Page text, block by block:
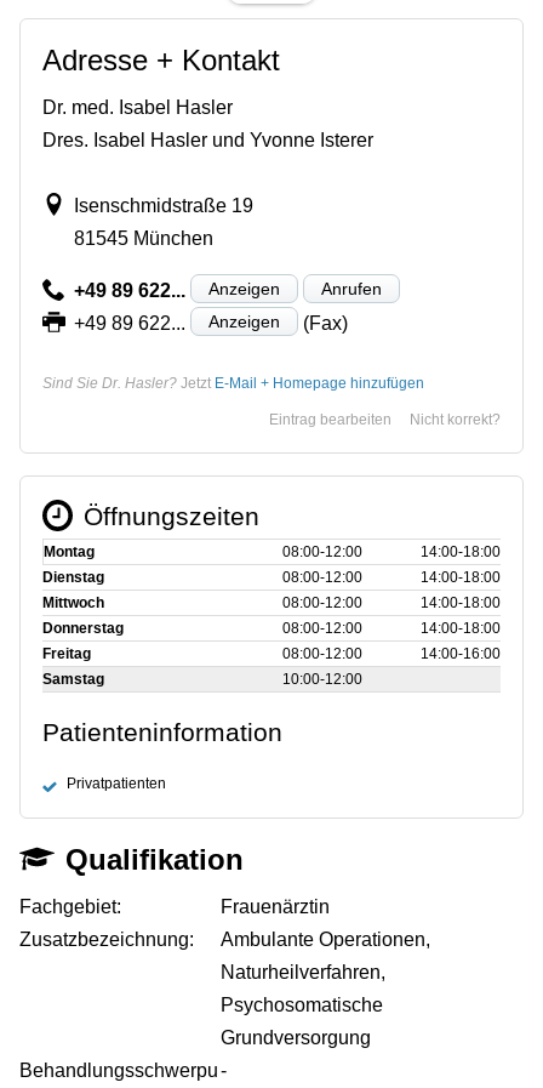
Adresse + Kontakt
Dr. med. Isabel Hasler
Dres. Isabel Hasler und Yvonne Isterer
Isenschmidstraße 19
81545 München
+49 89 622... Anzeigen Anrufen
+49 89 622... Anzeigen (Fax)
Sind Sie Dr. Hasler? Jetzt E-Mail + Homepage hinzufügen
Nicht korrekt?
Eintrag bearbeiten
Öffnungszeiten
Montag 08:00‑12:00
14:00‑18:00
Dienstag
08:00‑12:00
14:00‑18:00
Mittwoch
08:00‑12:00
14:00‑18:00
Donnerstag
08:00‑12:00
14:00‑18:00
Freitag
08:00‑12:00
14:00‑16:00
Samstag
10:00‑12:00
Patienteninformation
Privatpatienten
Qualifikation
Fachgebiet:
Frauenärztin
Zusatzbezeichnung:
Ambulante Operationen,
Naturheilverfahren,
Psychosomatische
Grundversorgung
Behandlungsschwerpu-